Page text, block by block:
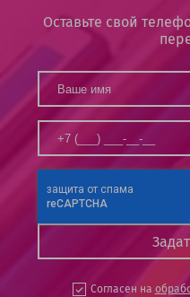
Оставьте свой
Согласен на